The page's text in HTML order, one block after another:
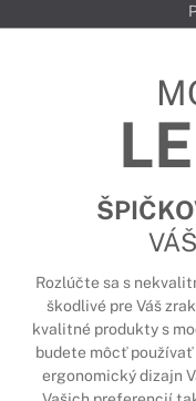
Rozlúčte sa s
škodlivé pre Váš
kvalitné produkty s
budete môcť používať
ergonomický dizajn